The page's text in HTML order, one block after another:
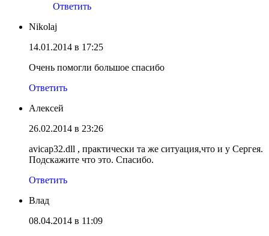
Ответить
Nikolaj
14.01.2014 в 17:25
Очень помогли большое спасибо
Ответить
Алексей
26.02.2014 в 23:26
avicap32.dll , практически та же ситуация,что и у Сергея.
Подскажите что это. Спасибо.
Ответить
Влад
08.04.2014 в 11:09